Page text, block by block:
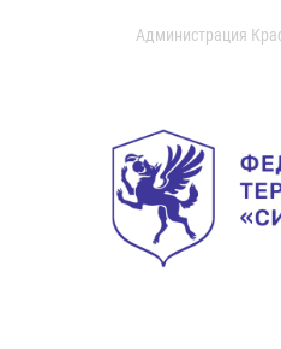
Администрация